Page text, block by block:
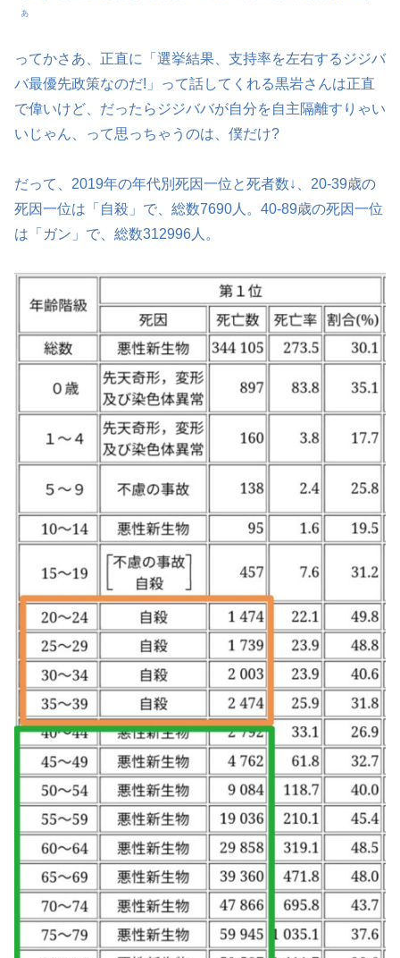
ぁ
ってかさあ、正直に「選挙結果、支持率を左右するジジバ
バ最優先政策なのだ!」って話してくれる黒岩さんは正直
で偉いけど、だったらジジババが自分を自主隔離すりゃい
いじゃん、って思っちゃうのは、僕だけ?
だって、2019年の年代別死因一位と死者数↓、20-39歳の
死因一位は「自殺」で、総数7690人。40-89歳の死因一位
は「ガン」で、総数312996人。